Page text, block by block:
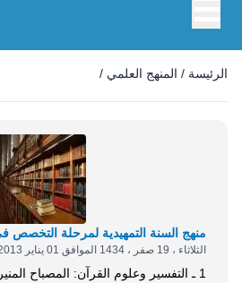
المنهج العلمي
الرئيسة / المنهج العلمي /
منهج السنة التمهيدية لمرحلة التخصص
الثلاثاء ، 19 صفر ، 1434 الموافق 01 يناير 2013